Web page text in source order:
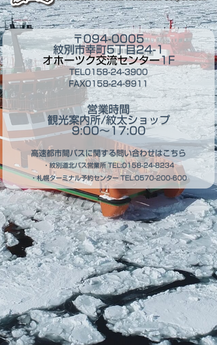
〒094-0005
紋別市幸町5丁目24-1
オホーツク交流センター1F
TEL0158-24-3900
FAX0158-24-9911
営業時間
観光案内所/紋太ショップ
9:00～17:00
高速都市間バスに関する問い合わせはこちら
・紋別道北バス営業所TEL:0158-24-8234
・札幌ターミナル予約センターTEL:0570-200-600